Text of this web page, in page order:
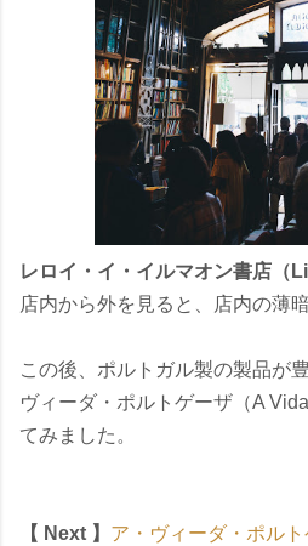
レロイ・イ・イルマオン書店（
店内から外を見ると、店内の薄
この後、ポルトガル製の製品が
ヴィーダ・ポルトゲーザ（A
てみました。
【 Next 】 ア・ヴィーダ・ポル